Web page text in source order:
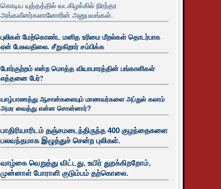
கொடிய யுத்தத்தில் வடகிழக்கில் நிரந்தர
அங்கவீனர்களானோரின் அனுபவங்கள்.
புலிகள் மேற்கொண்ட மனித உரிமை மீறல்கள் தொடர்பாக
ஏன் பேசுவதிலை. சீறுகிறார் சம்பிக்க
போர்குற்றம் என்ற மொத்த வியாபாரத்தின் பங்காளிகள்
எத்தனை பேர்?
யாழ்பாணத்து ஆசான்களையும் மாணவர்களை அப்துல் கலாம்
அமர வைத்து என்ன சொன்னார்?
பாதிரியாரிடம் தஞ்சமடைந்திருந்த 400 குழந்தைகளை
பலவந்தமாக இழுத்துச் சென்ற புலிகள்.
வாழ்கை வெறுத்து விட்டது, உயிர் துறக்கிறறோம்,
முன்னாள் போராளி குடும்பம் தற்கொலை.